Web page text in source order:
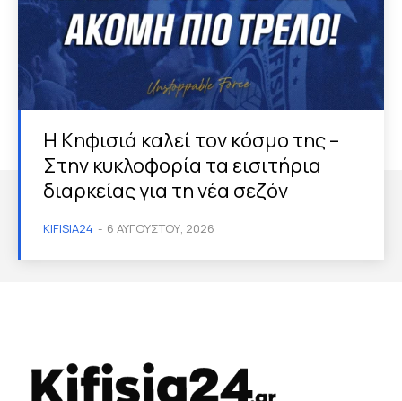
Η Κηφισιά καλεί τον κόσμο της –
Στην κυκλοφορία τα εισιτήρια
διαρκείας για τη νέα σεζόν
KIFISIA24 - 6 ΑΥΓΟΎΣΤΟΥ, 2026